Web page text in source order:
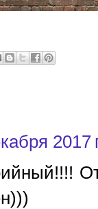
2017